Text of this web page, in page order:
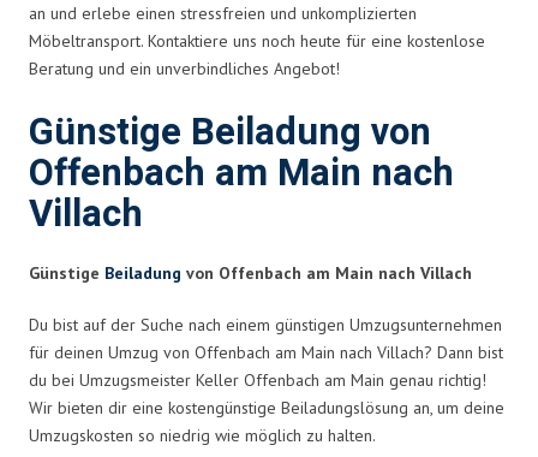
an und erlebe einen stressfreien und unkomplizierten
Möbeltransport. Kontaktiere uns noch heute für eine kostenlose
Beratung und ein unverbindliches Angebot!
Günstige Beiladung von
Offenbach am Main nach
Villach
Günstige Beiladung von Offenbach am Main nach Villach
Du bist auf der Suche nach einem günstigen Umzugsunternehmen
für deinen Umzug von Offenbach am Main nach Villach? Dann bist
du bei Umzugsmeister Keller Offenbach am Main genau richtig!
Wir bieten dir eine kostengünstige Beiladungslösung an, um deine
Umzugskosten so niedrig wie möglich zu halten.